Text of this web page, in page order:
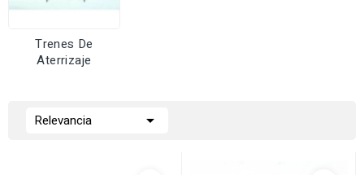
Trenes De
Aterrizaje
Relevancia 